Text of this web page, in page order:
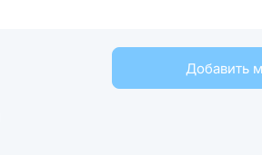
Добавить